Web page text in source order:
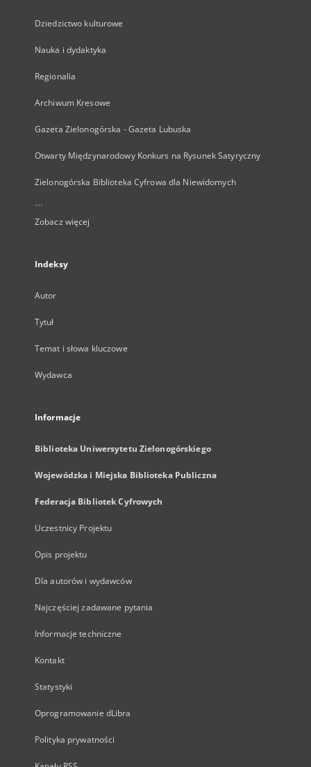
Dziedzictwo kulturowe
Nauka i dydaktyka
Regionalia
Archiwum Kresowe
Gazeta Zielonogórska - Gazeta Lubuska
Otwarty Międzynarodowy Konkurs na Rysunek Satyryczny
Zielonogórska Biblioteka Cyfrowa dla Niewidomych
...
Zobacz więcej
Indeksy
Autor
Tytuł
Temat i słowa kluczowe
Wydawca
Informacje
Biblioteka Uniwersytetu Zielonogórskiego
Wojewódzka i Miejska Biblioteka Publiczna
Federacja Bibliotek Cyfrowych
Uczestnicy Projektu
Opis projektu
Dla autorów i wydawców
Najczęściej zadawane pytania
Informacje techniczne
Kontakt
Statystyki
Oprogramowanie dLibra
Polityka prywatności